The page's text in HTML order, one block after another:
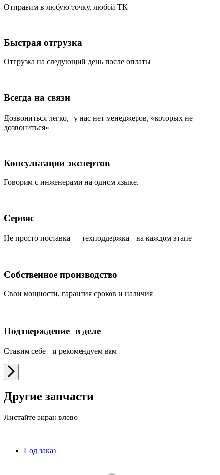
Отправим в любую точку, любой ТК
Быстрая отгрузка
Отгрузка на следующий день после оплаты
Всегда на связи
Дозвониться легко, у нас нет менеджеров, «которых не
дозвониться»
Консультации экспертов
Говорим с инженерами на одном языке.
Сервис
Не просто поставка — техподдержка на каждом этапе
Собственное производство
Свои мощности, гарантия сроков и наличия
Подтверждение в деле
Ставим себе и рекомендуем вам
Другие запчасти
Листайте экран влево
Под заказ